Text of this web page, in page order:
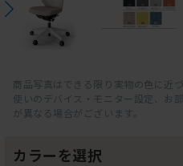
商品写真はできる限り実物の色に近
使いのデバイス・モニター設定、お
が異なる場合がございます。
カラーを選択